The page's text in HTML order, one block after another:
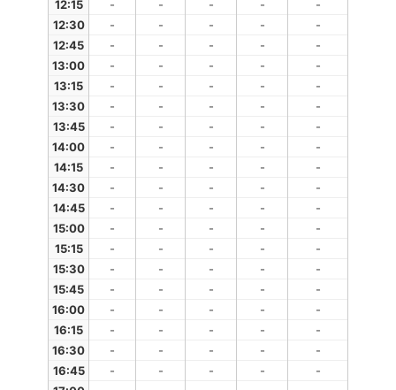
12:15
- - - -
-
12:30
- - - -
-
12:45
- - - -
-
13:00
- - - -
-
13:15
- - - -
-
13:30
- - - -
-
13:45
- - - -
-
14:00
- - - -
-
14:15
- - - -
-
14:30
- - - -
-
14:45
- - - -
-
15:00
- - - -
-
15:15
- - - -
-
15:30
- - - -
-
15:45
- - - -
-
16:00
- - - -
-
16:15
- - - -
-
16:30
- - - -
-
16:45
- - - -
-